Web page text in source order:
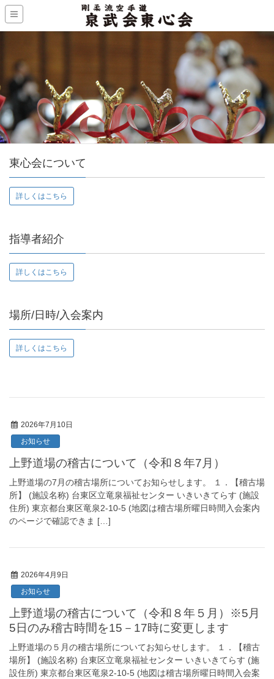
東心会について
詳しくはこちら
指導者紹介
詳しくはこちら
場所/日時/入会案内
詳しくはこちら
2026年7月10日
お知らせ
上野道場の稽古について（令和８年7月）
上野道場の7月の稽古場所についてお知らせします。 １．【稽古場
所】 (施設名称) 台東区立竜泉福祉センター いきいきてらす (施設
住所) 東京都台東区竜泉2-10-5 (地図は稽古場所曜日時間入会案内
のページで確認できま […]
2026年4月9日
お知らせ
上野道場の稽古について（令和８年５月）※5月
5日のみ稽古時間を15－17時に変更します
上野道場の５月の稽古場所についてお知らせします。 １．【稽古
場所】 (施設名称) 台東区立竜泉福祉センター いきいきてらす (施
設住所) 東京都台東区竜泉2-10-5 (地図は稽古場所曜日時間入会案